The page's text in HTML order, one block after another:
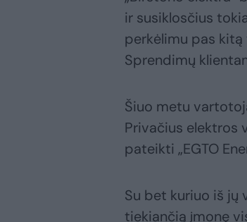
ir susiklosčius
perkėlimu pas kitą
Sprendimų
Šiuo metu
Privačius elektros
pateikti „EGTO
Su bet kuriuo iš jų
tiekiančią įmonę